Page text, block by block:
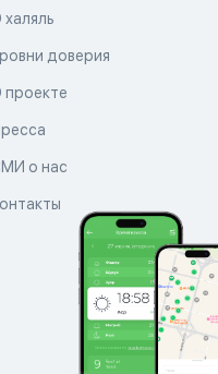
халяль
доверия
проекте
о нас